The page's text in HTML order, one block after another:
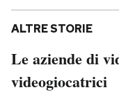
ALTRE STORIE
Le aziende di
videogiocatrici